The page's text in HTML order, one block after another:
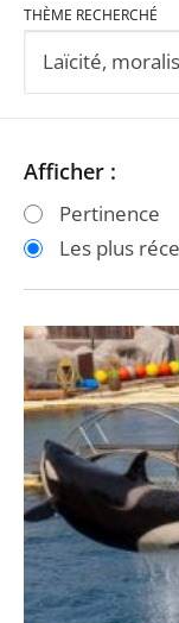
THÈME RECHERCHÉ
Passer
les
filtres
après
Passer
les
filtres
avant
Afficher :
Pertinence
Les plus
Cétacés
en
captivité
la
législation
actuelle
interdit
déjà